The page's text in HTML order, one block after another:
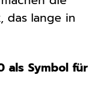
das lange in
als Symbol für